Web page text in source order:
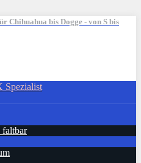
Chihuahua bis Dogge - von S bis
faltbar